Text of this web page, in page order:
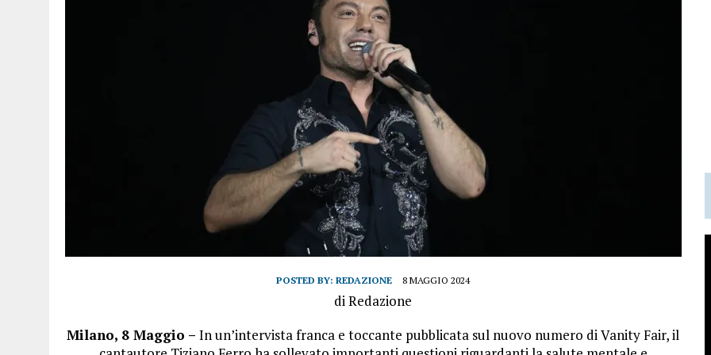
POSTED BY:REDAZIONE 8 MAGGIO 2024
di Redazione
Milano, 8 Maggio – In un’intervista franca e toccante pubblicata sul nuovo numero di Vanity Fair, il